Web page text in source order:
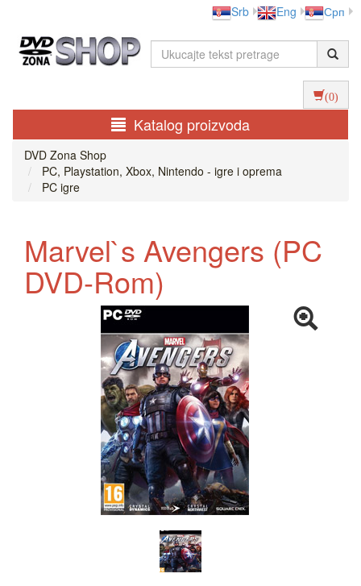
Srb Eng Срп
(0)
Katalog proizvoda
DVD Zona Shop
PC, Playstation, Xbox, Nintendo - igre i oprema
PC igre
Marvel`s Avengers (PC
DVD-Rom)